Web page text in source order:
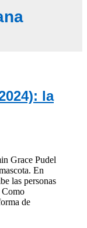
la
Grace Pudel
En
las personas
Como
de